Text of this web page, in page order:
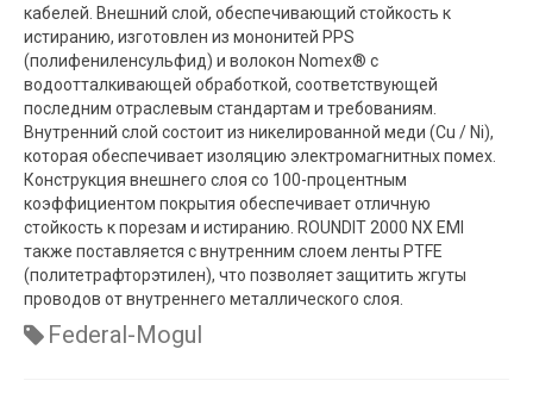
кабелей. Внешний слой, обеспечивающий стойкость к
истиранию, изготовлен из мононитей PPS
(полифениленсульфид) и волокон Nomex® с
водоотталкивающей обработкой, соответствующей
последним отраслевым стандартам и требованиям.
Внутренний слой состоит из никелированной меди (Cu / Ni),
которая обеспечивает изоляцию электромагнитных помех.
Конструкция внешнего слоя со 100-процентным
коэффициентом покрытия обеспечивает отличную
стойкость к порезам и истиранию. ROUNDIT 2000 NX EMI
также поставляется с внутренним слоем ленты PTFE
(политетрафторэтилен), что позволяет защитить жгуты
проводов от внутреннего металлического слоя.
Federal-Mogul